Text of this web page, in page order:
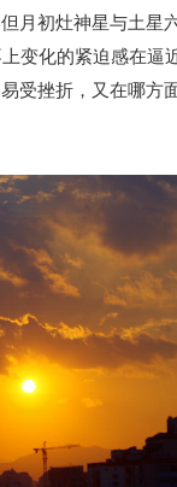
月初灶神星与土星
变化的紧迫感在
受挫折，又在哪方